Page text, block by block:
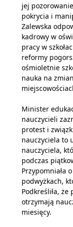
jej
pokrycia i
Zalewska
kadrowy w
pracy w
reformy
ośmioletnie
nauka na
Minister
nauczycieli
protest i
nauczyciela to
nauczyciela,
podczas
Przypomniała
podwyżkach,
Podkreśliła, że
otrzymają
miesięcy.